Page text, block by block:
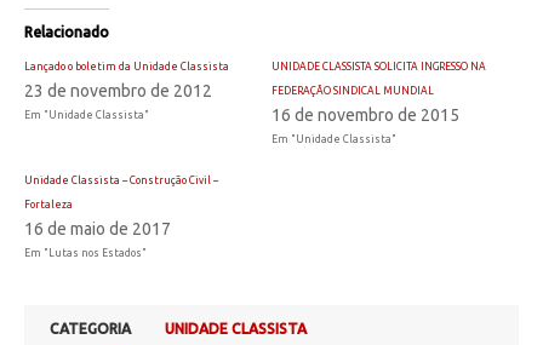
Relacionado
Lançado o boletim da Unidade Classista
23 de novembro de 2012
Em "Unidade Classista"
UNIDADE CLASSISTA SOLICITA INGRESSO NA
FEDERAÇÃO SINDICAL MUNDIAL
16 de novembro de 2015
Em "Unidade Classista"
Unidade Classista – Construção Civil –
Fortaleza
16 de maio de 2017
Em "Lutas nos Estados"
CATEGORIA
UNIDADE CLASSISTA